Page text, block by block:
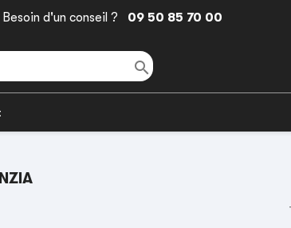
Besoin d'un conseil ? 09 50 85 70 00
